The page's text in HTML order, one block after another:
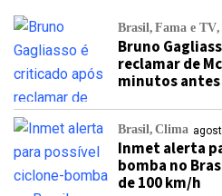
Brasil Fama e TV
Bruno
reclamar de
minutos antes
Brasil Clima
Inmet alerta
bomba no
de 100 km/h